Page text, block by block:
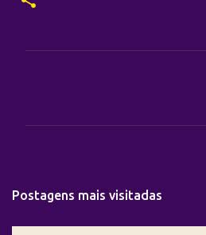
r
Postagens mais visitadas